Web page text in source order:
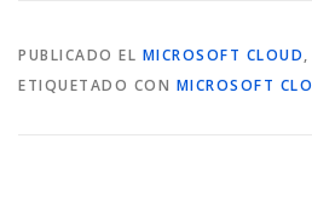
PUBLICADO EL MICROSOFT CLOUD,
ETIQUETADO CON MICROSOFT